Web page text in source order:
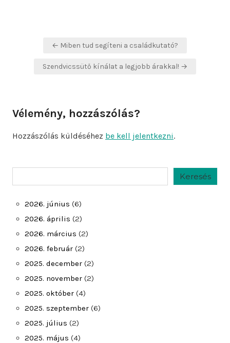
Bejegyzés← Miben tud segíteni a családkutató?
Szendvicssütő kínálat a legjobb árakkal! →
Vélemény, hozzászólás?
Hozzászólás küldéséhez be kell jelentkezni.
Keresés
2026. június (6)
2026. április (2)
2026. március (2)
2026. február (2)
2025. december (2)
2025. november (2)
2025. október (4)
2025. szeptember (6)
2025. július (2)
2025. május (4)